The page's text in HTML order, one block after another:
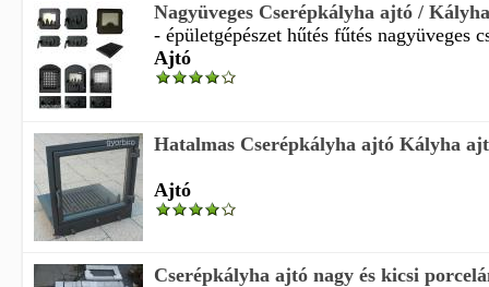
Nagyüveges Cserépkályha ajtó /
- épületgépészet hűtés fűtés nagyüveges
Ajtó
Hatalmas Cserépkályha ajtó Kályha
Ajtó
Cserépkályha ajtó nagy és kicsi